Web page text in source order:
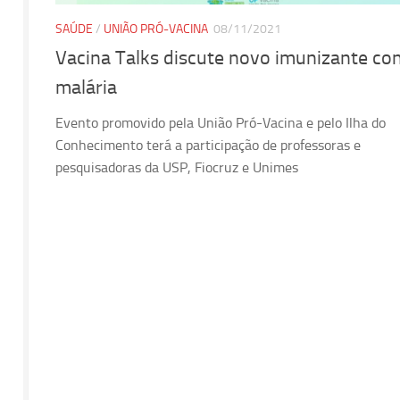
SAÚDE / UNIÃO PRÓ-VACINA 08/11/2021
Vacina Talks discute novo imunizante
malária
Evento promovido pela União Pró-Vacina e pelo Ilha do
Conhecimento terá a participação de professoras e
pesquisadoras da USP, Fiocruz e Unimes